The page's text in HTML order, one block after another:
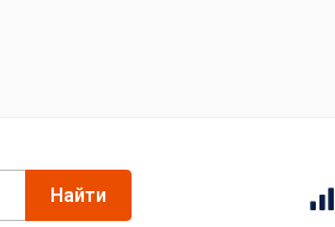
Найти